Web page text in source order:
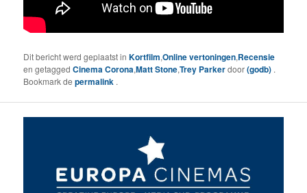
Dit bericht werd geplaatst inKortfilm,Online vertoningen,Recensie
en getaggedCinema Corona,Matt Stone,Trey Parkerdoor(godb) .
Bookmark depermalink .